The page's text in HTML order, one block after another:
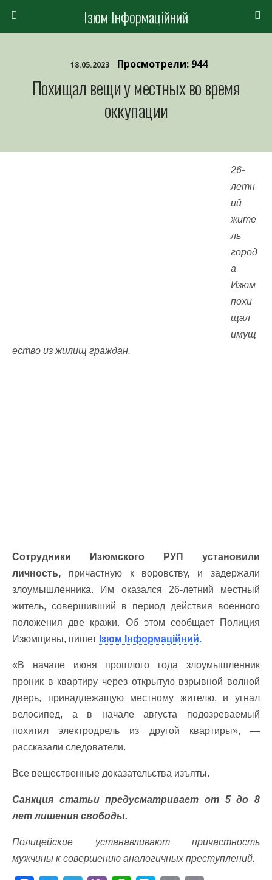
Ізюм Інформаційний
18.05.2023 Просмотрели: 944
Похищал вещи у местных во время
оккупации
26-
летн
ий
жите
ль
город
а
Изюм
похи
щал
имущ
ество из жилищ граждан.
Сотрудники Изюмского РУП установили
личность, причастную к воровству, и задержали
злоумышленника. Им оказался 26-летний местный
житель, совершивший в период действия военного
положения две кражи. Об этом сообщает Полиция
Изюмщины, пишет Ізюм Інформаційний.
«В начале июня прошлого года злоумышленник
проник в квартиру через открытую взрывной волной
дверь, принадлежащую местному жителю, и угнал
велосипед, а в начале августа подозреваемый
похитил электродрель из другой квартиры», —
рассказали следователи.
Все вещественные доказательства изъяты.
Санкция статьи предусматривает от 5 до 8
лет лишения свободы.
Полицейские устанавливают причастность
мужчины к совершению аналогичных преступлений.